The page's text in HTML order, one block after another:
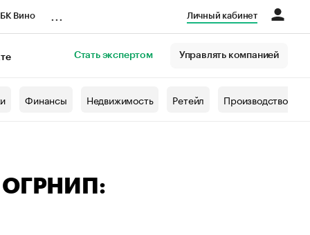
Вино Личный кабинет
Стать экспертом Управлять компанией
Финансы Недвижимость Ретейл Производство
ОГРНИП: